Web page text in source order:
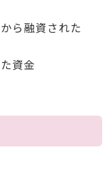
ら融資された
資金